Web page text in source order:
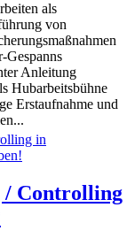
als
von
Gespanns
Anleitung
Hubarbeitsbühne
Erstaufnahme und
/ Controlling